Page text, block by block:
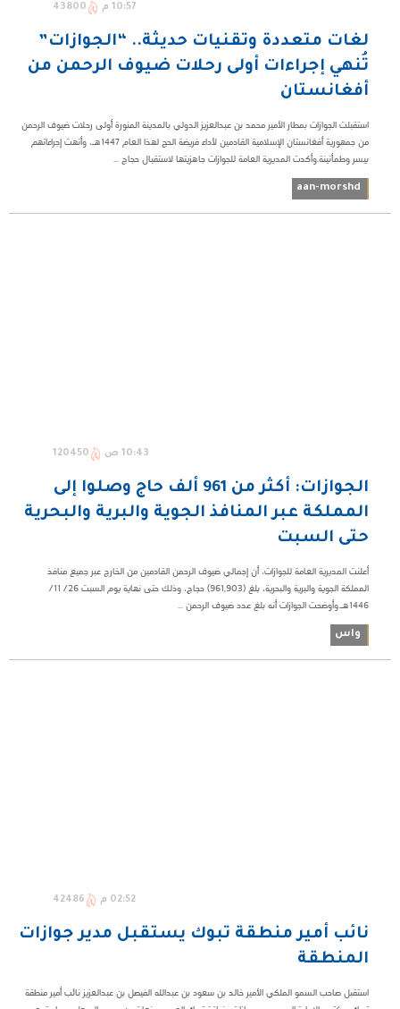
10:57 م 43800
لغات متعددة وتقنيات حديثة.. “الجوازات”
تُنهي إجراءات أولى رحلات ضيوف الرحمن من
أفغانستان
استقبلت الجوازات بمطار الأمير محمد بن عبدالعزيز الدولي بالمدينة المنورة أولى رحلات ضيوف الرحمن
من جمهورية أفغانستان الإسلامية القادمين لأداء فريضة الحج لهذا العام 1447هـ، وأنهت إجراءاتهم
بيسر وطمأنينة.وأكدت المديرية العامة للجوازات جاهزيتها لاستقبال حجاج ...
aan-morshd
10:43 ص 120450
الجوازات: أكثر من 961 ألف حاج وصلوا إلى
المملكة عبر المنافذ الجوية والبرية والبحرية
حتى السبت
أعلنت المديرية العامة للجوازات، أن إجمالي ضيوف الرحمن القادمين من الخارج عبر جميع منافذ
المملكة الجوية والبرية والبحرية، بلغ (961,903) حجاجٍ، وذلك حتى نهاية يوم السبت 26/ 11/
1446هـ.وأوضحت الجوازات أنه بلغ عدد ضيوف الرحمن ...
واس
02:52 م 42486
نائب أمير منطقة تبوك يستقبل مدير جوازات
المنطقة
استقبل صاحب السمو الملكي الأمير خالد بن سعود بن عبدالله الفيصل بن عبدالعزيز نائب أمير منطقة